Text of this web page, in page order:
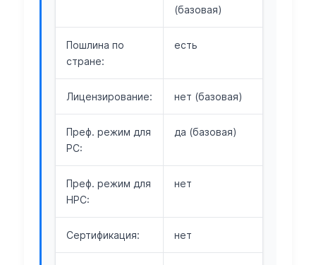
(базовая)
Пошлина по
стране:
есть
Лицензирование: нет (базовая)
Преф. режим для
РС:
да (базовая)
Преф. режим для
НРС:
нет
Сертификация: нет